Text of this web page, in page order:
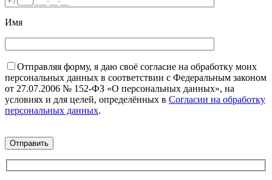
Имя
Отправляя форму, я даю своё согласие на обработку моих
персональных данных в соответствии с Федеральным законом
от 27.07.2006 № 152-ФЗ «О персональных данных», на
условиях и для целей, определённых в Согласии на обработку
персональных данных.